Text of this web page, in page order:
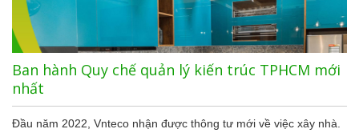
Ban hành Quy chế quản lý kiến trúc TPHCM mới
nhất
Đầu năm 2022, Vnteco nhận được thông tư mới về việc xây nhà.